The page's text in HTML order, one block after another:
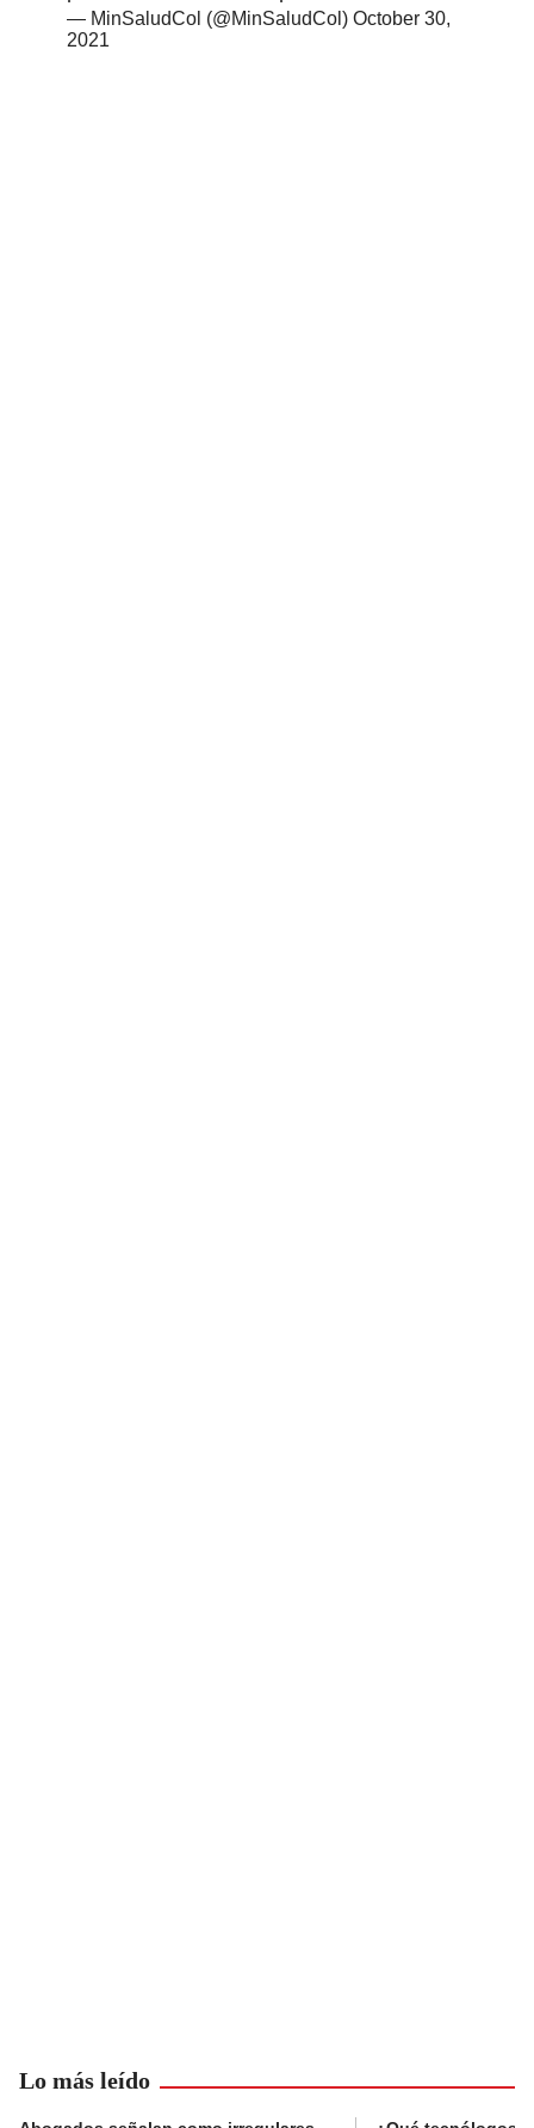
— MinSaludCol (@MinSaludCol) October 30,
2021
Lo más leído